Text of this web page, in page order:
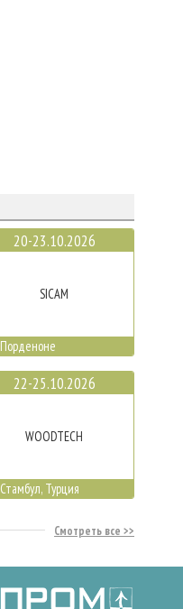
20-23.10.2026
SICAM
Порденоне
22-25.10.2026
WOODTECH
Стамбул, Турция
Смотреть все